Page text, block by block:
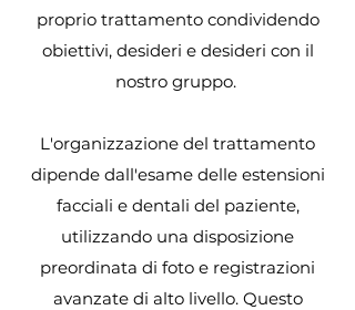
proprio trattamento condividendo
obiettivi, desideri e desideri con il
nostro gruppo.
L'organizzazione del trattamento
dipende dall'esame delle estensioni
facciali e dentali del paziente,
utilizzando una disposizione
preordinata di foto e registrazioni
avanzate di alto livello. Questo